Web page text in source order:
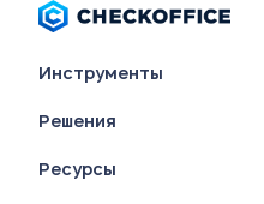
Инструменты
Решения
Ресурсы